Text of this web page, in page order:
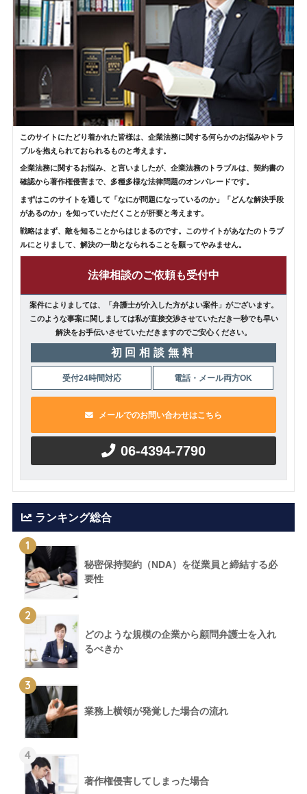
このサイトにたどり着かれた皆様は、企業法務に関する何らかのお悩みやトラ
ブルを抱えられておられるものと考えます。
企業法務に関するお悩み、と言いましたが、企業法務のトラブルは、契約書の
確認から著作権侵害まで、多種多様な法律問題のオンパレードです。
まずはこのサイトを通して「なにが問題になっているのか」「どんな解決手段
があるのか」を知っていただくことが肝要と考えます。
戦略はまず、敵を知ることからはじまるのです。このサイトがあなたのトラブ
ルにとりまして、解決の一助となられることを願ってやみません。
法律相談のご依頼も受付中
案件によりましては、「弁護士が介入した方がよい案件」がございます。
このような事案に関しましては私が直接交渉させていただき一秒でも早い
解決をお手伝いさせていただきますのでご安心ください。
初回相談無料
受付24時間対応 電話・メール両方OK
メールでのお問い合わせはこちら
06-4394-7790
ランキング総合
1
秘密保持契約（NDA）を従業員と締結する必
要性
2
どのような規模の企業から顧問弁護士を入れ
るべきか
3
業務上横領が発覚した場合の流れ
4
著作権侵害してしまった場合